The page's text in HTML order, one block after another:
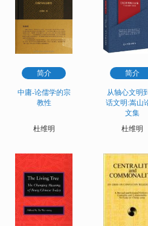
简介
中庸-论儒学的宗
教性
杜维明
简介
从轴心文明
话文明:嵩山
文集
杜维明